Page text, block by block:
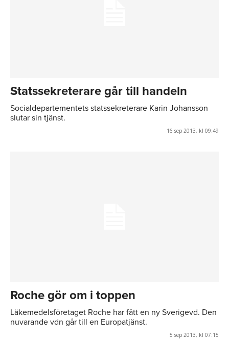
Statssekreterare går till handeln
Socialdepartementets statssekreterare Karin Johansson
slutar sin tjänst.
16 sep 2013, kl 09:49
Roche gör om i toppen
Läkemedelsföretaget Roche har fått en ny Sverigevd. Den
nuvarande vdn går till en Europatjänst.
5 sep 2013, kl 07:15